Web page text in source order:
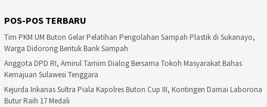
POS-POS TERBARU
Tim PKM UM Buton Gelar Pelatihan Pengolahan Sampah Plastik di Sukanayo,
Warga Didorong Bentuk Bank Sampah
Anggota DPD RI, Amirul Tamim Dialog Bersama Tokoh Masyarakat Bahas
Kemajuan Sulawesi Tenggara
Kejurda Inkanas Sultra Piala Kapolres Buton Cup III, Kontingen Damai Laborona
Butur Raih 17 Medali